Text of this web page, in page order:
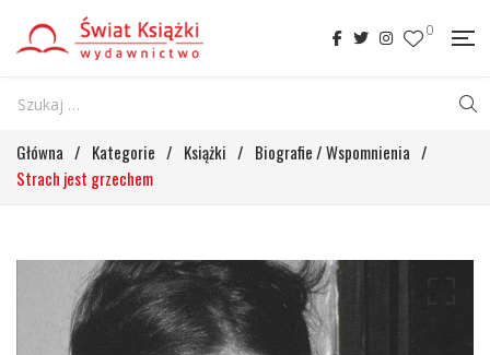
0
Główna / Kategorie / Książki / Biografie / Wspomnienia /
Strach jest grzechem